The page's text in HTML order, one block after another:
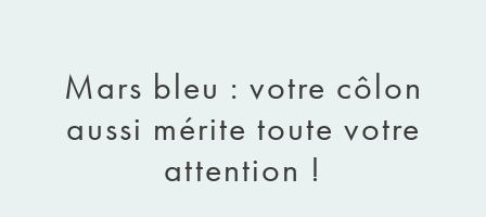
Mars bleu : votre côlon
aussi mérite toute votre
attention !